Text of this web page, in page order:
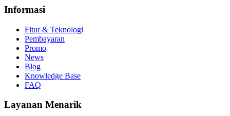
Informasi
Fitur & Teknologi
Pembayaran
Promo
News
Blog
Knowledge Base
FAQ
Layanan Menarik